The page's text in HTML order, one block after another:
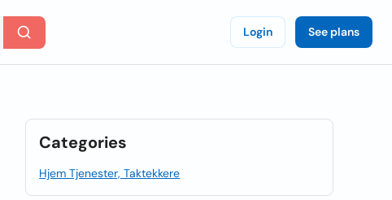
Login See plans
Categories
Hjem Tjenester, Taktekkere